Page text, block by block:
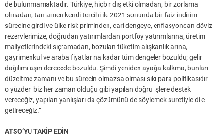
de bulunmamaktadır. Türkiye, hiçbir dış etki olmadan, bir zorlama
olmadan, tamamen kendi tercihi ile 2021 sonunda bir faiz indirim
sürecine girdi ve ülke risk priminden, cari dengeye, enflasyondan döviz
rezervlerimize, doğrudan yatırımlardan portföy yatırımlarına, üretim
maliyetlerindeki sıçramadan, bozulan tüketim alışkanlıklarına,
gayrimenkul ve araba fiyatlarına kadar tüm dengeler bozuldu; gelir
dağılımı aşırı derecede bozuldu. Şimdi yeniden ayağa kalkma, bunları
düzeltme zamanı ve bu sürecin olmazsa olması sıkı para politikasıdır
o yüzden biz her zaman olduğu gibi yapılan doğru işlere destek
vereceğiz, yapılan yanlışları da çözümünü de söylemek suretiyle dile
getireceğiz.”
ATSO’YU TAKİP EDİN